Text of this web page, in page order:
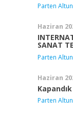
Parten
Haziran
SANAT
Parten
Haziran
Parten